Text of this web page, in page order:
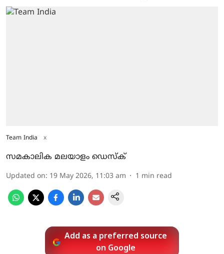
Team India x
സമകാലിക മലയാളം ഡെസ്ക്
Updated on: 19 May 2026, 11:03 am 1 min read
Add as a preferred source
on Google